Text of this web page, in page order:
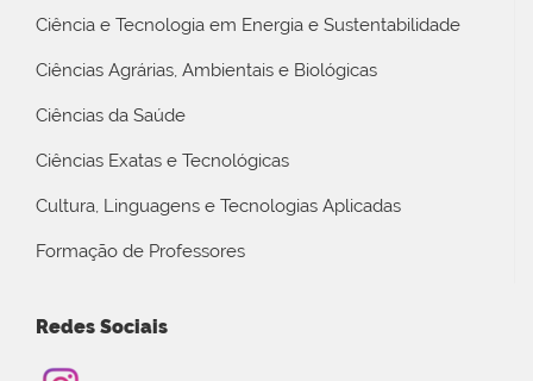
Ciência e Tecnologia em Energia e Sustentabilidade
Ciências Agrárias, Ambientais e Biológicas
Ciências da Saúde
Ciências Exatas e Tecnológicas
Cultura, Linguagens e Tecnologias Aplicadas
Formação de Professores
Redes Sociais